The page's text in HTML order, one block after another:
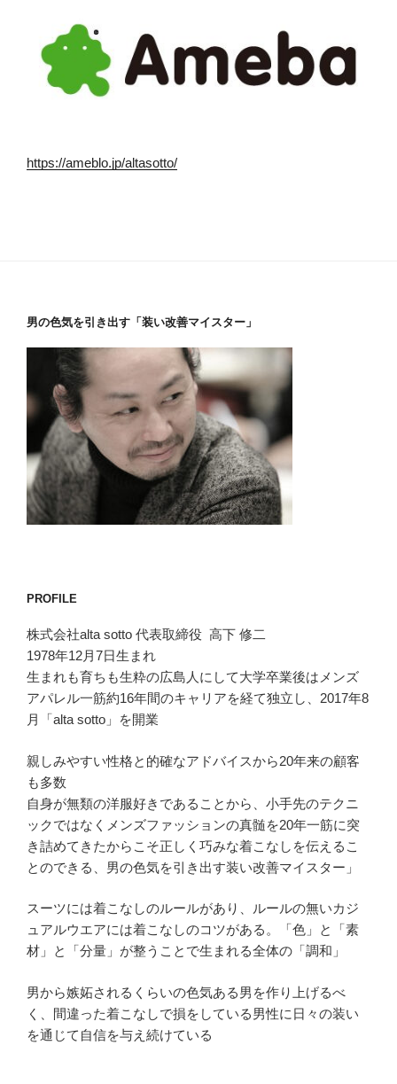
https://ameblo.jp/altasotto/
男の色気を引き出す「装い改善マイスター」
PROFILE
株式会社alta sotto 代表取締役 高下 修二
1978年12月7日生まれ
生まれも育ちも生粋の広島人にして大学卒業後はメンズ
アパレル一筋約16年間のキャリアを経て独立し、2017年8
月「alta sotto」を開業
親しみやすい性格と的確なアドバイスから20年来の顧客
も多数
自身が無類の洋服好きであることから、小手先のテクニ
ックではなくメンズファッションの真髄を20年一筋に突
き詰めてきたからこそ正しく巧みな着こなしを伝えるこ
とのできる、男の色気を引き出す装い改善マイスター」
スーツには着こなしのルールがあり、ルールの無いカジ
ュアルウエアには着こなしのコツがある。「色」と「素
材」と「分量」が整うことで生まれる全体の「調和」
男から嫉妬されるくらいの色気ある男を作り上げるべ
く、間違った着こなしで損をしている男性に日々の装い
を通じて自信を与え続けている